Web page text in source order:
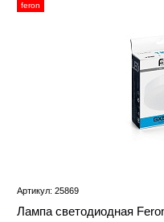
feron
Артикул: 25869
Лампа светодиодная